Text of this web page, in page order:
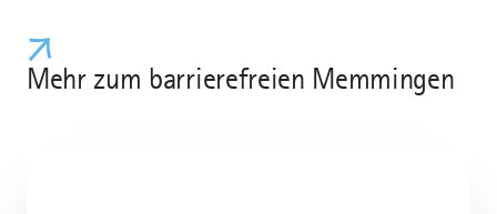
Mehr zum barrierefreien Memmingen